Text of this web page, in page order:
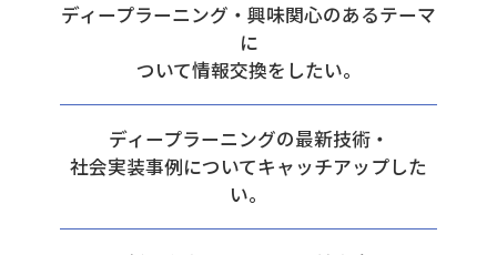
ディープラーニング・興味関心のあるテーマ
に
ついて情報交換をしたい。
ディープラーニングの最新技術・
社会実装事例についてキャッチアップした
い。